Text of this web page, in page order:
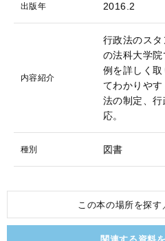
出版年 2016.2
内容紹介
行政法のス
の法科大学院
例を詳しく
てわかりや
法の制定、
応。
種別 図書
この本の場所を探す